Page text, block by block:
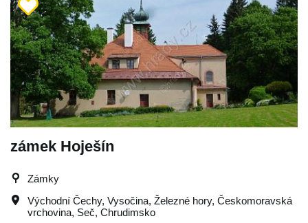
zámek Hoješín
Zámky
Východní Čechy, Vysočina, Železné hory, Českomoravská
vrchovina, Seč, Chrudimsko